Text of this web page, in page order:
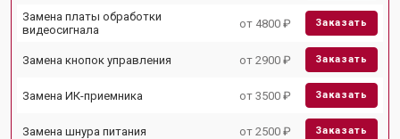
Замена платы обработки
видеосигнала
от 4800 ₽ Заказать
Замена кнопок управления от 2900 ₽ Заказать
Замена ИК-приемника от 3500 ₽ Заказать
Замена шнура питания от 2500 ₽ Заказать